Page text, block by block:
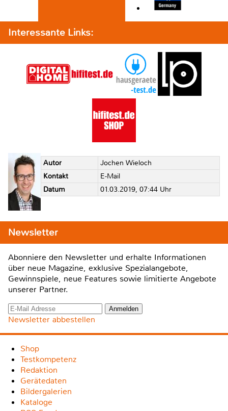
Interessante Links:
Autor
Jochen Wieloch
Kontakt
E-Mail
Datum
01.03.2019, 07:44 Uhr
Newsletter
Abonniere den Newsletter und erhalte Informationen
über neue Magazine, exklusive Spezialangebote,
Gewinnspiele, neue Features sowie limitierte Angebote
unserer Partner.
Newsletter abbestellen
Shop
Testkompetenz
Redaktion
Gerätedaten
Bildergalerien
Kataloge